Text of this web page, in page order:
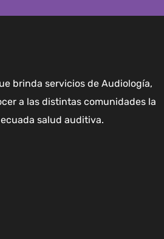
brinda servicios de Audiología,
a las distintas comunidades la
salud auditiva.